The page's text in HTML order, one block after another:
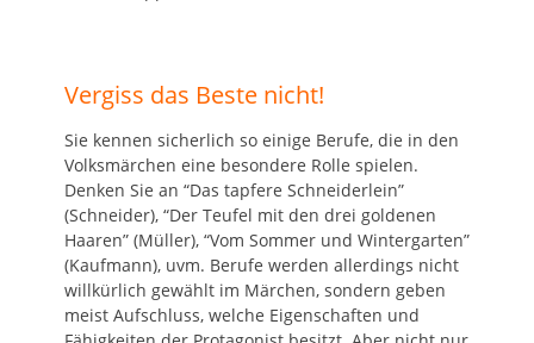
Vergiss das Beste nicht!
Sie kennen sicherlich so einige Berufe, die in den
Volksmärchen eine besondere Rolle spielen.
Denken Sie an “Das tapfere Schneiderlein”
(Schneider), “Der Teufel mit den drei goldenen
Haaren” (Müller), “Vom Sommer und Wintergarten”
(Kaufmann), uvm. Berufe werden allerdings nicht
willkürlich gewählt im Märchen, sondern geben
meist Aufschluss, welche Eigenschaften und